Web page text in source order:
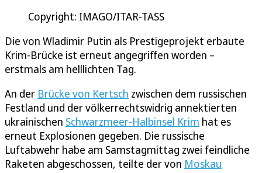
Copyright: IMAGO/ITAR-TASS
Die von Wladimir Putin als Prestigeprojekt erbaute
Krim-Brücke ist erneut angegriffen worden –
erstmals am helllichten Tag.
An der Brücke von Kertsch zwischen dem russischen
Festland und der völkerrechtswidrig annektierten
ukrainischen Schwarzmeer-Halbinsel Krim hat es
erneut Explosionen gegeben. Die russische
Luftabwehr habe am Samstagmittag zwei feindliche
Raketen abgeschossen, teilte der von Moskau